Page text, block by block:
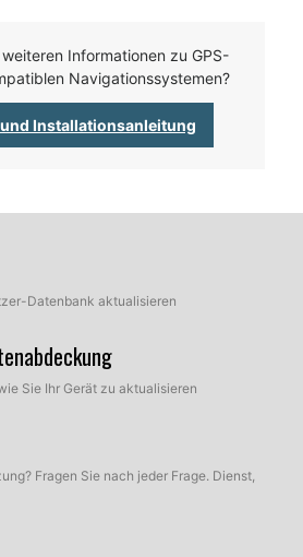
Informationen zu GPS-
Navigationssystemen?
Installationsanleitung
Datenbank aktualisieren
Sie Ihr Gerät zu aktualisieren
Fragen Sie nach jeder Frage. Dienst,